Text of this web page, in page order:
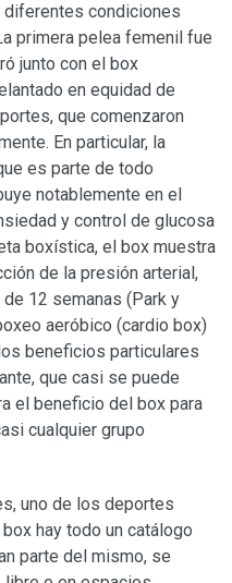
condiciones
primera pelea femenil fue
junto con el box
en equidad de
que comenzaron
En particular, la
es parte de todo
notablemente en el
y control de glucosa
boxística, el box muestra
de la presión arterial,
12 semanas (Park y
aeróbico (cardio box)
beneficios particulares
que casi se puede
el beneficio del box para
cualquier grupo
uno de los deportes
hay todo un catálogo
parte del mismo, se